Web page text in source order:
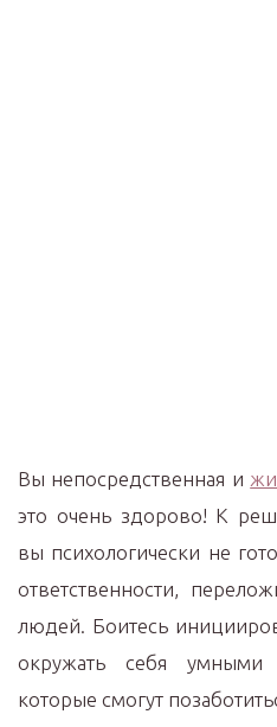
Вы непосредственная и
это очень здорово! К
вы психологически не
ответственности,
людей. Боитесь
окружать себя
которые смогут